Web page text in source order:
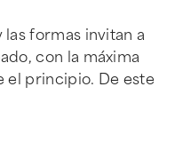
formas invitan a
con la máxima
el principio. De este